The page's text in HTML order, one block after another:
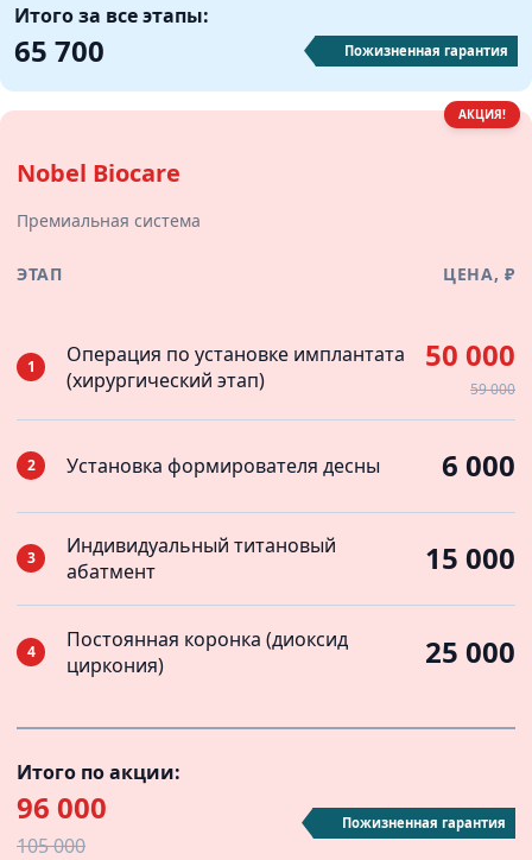
Итого за все этапы:
65 700 Пожизненная гарантия
АКЦИЯ!
Nobel Biocare
Премиальная система
ЭТАП ЦЕНА, ₽
1
Операция по установке имплантата
(хирургический этап)
50 000
59 000
2 Установка формирователя десны 6 000
3
Индивидуальный титановый
абатмент
15 000
4
Постоянная коронка (диоксид
циркония)
25 000
Итого по акции:
96 000
105 000
Пожизненная гарантия